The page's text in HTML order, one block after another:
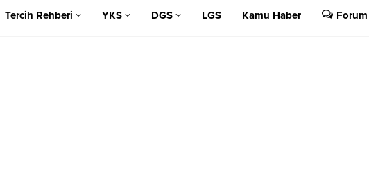
Tercih Rehberi YKS DGS LGS Kamu Haber Forum